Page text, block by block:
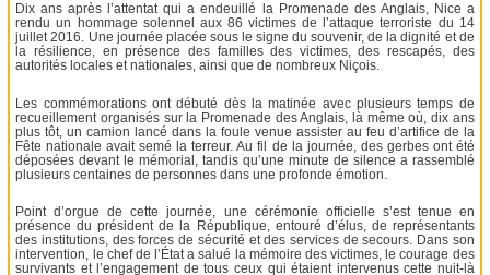
Dix ans après l’attentat qui a endeuillé la Promenade des Anglais, Nice a
rendu un hommage solennel aux 86 victimes de l’attaque terroriste du 14
juillet 2016. Une journée placée sous le signe du souvenir, de la dignité et de
la résilience, en présence des familles des victimes, des rescapés, des
autorités locales et nationales, ainsi que de nombreux Niçois.
Les commémorations ont débuté dès la matinée avec plusieurs temps de
recueillement organisés sur la Promenade des Anglais, là même où, dix ans
plus tôt, un camion lancé dans la foule venue assister au feu d’artifice de la
Fête nationale avait semé la terreur. Au fil de la journée, des gerbes ont été
déposées devant le mémorial, tandis qu’une minute de silence a rassemblé
plusieurs centaines de personnes dans une profonde émotion.
Point d’orgue de cette journée, une cérémonie officielle s’est tenue en
présence du président de la République, entouré d’élus, de représentants
des institutions, des forces de sécurité et des services de secours. Dans son
intervention, le chef de l’État a salué la mémoire des victimes, le courage des
survivants et l’engagement de tous ceux qui étaient intervenus cette nuit-là